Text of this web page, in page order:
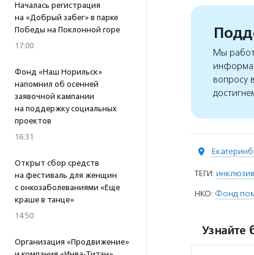
Началась регистрация
на «Добрый забег» в парке
Победы на Поклонной горе
17:00
Фонд «Наш Норильск»
напомнил об осенней
заявочной кампании
на поддержку социальных
проектов
16:31
Открыт сбор средств
на фестиваль для женщин
с онкозаболеваниями «Еще
краше в танце»
14:50
Организация «Продвижение»
Мы
вопросу
ТЕГИ:
НКО: Фонд
Узнайте